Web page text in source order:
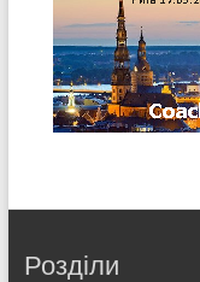
Розділи